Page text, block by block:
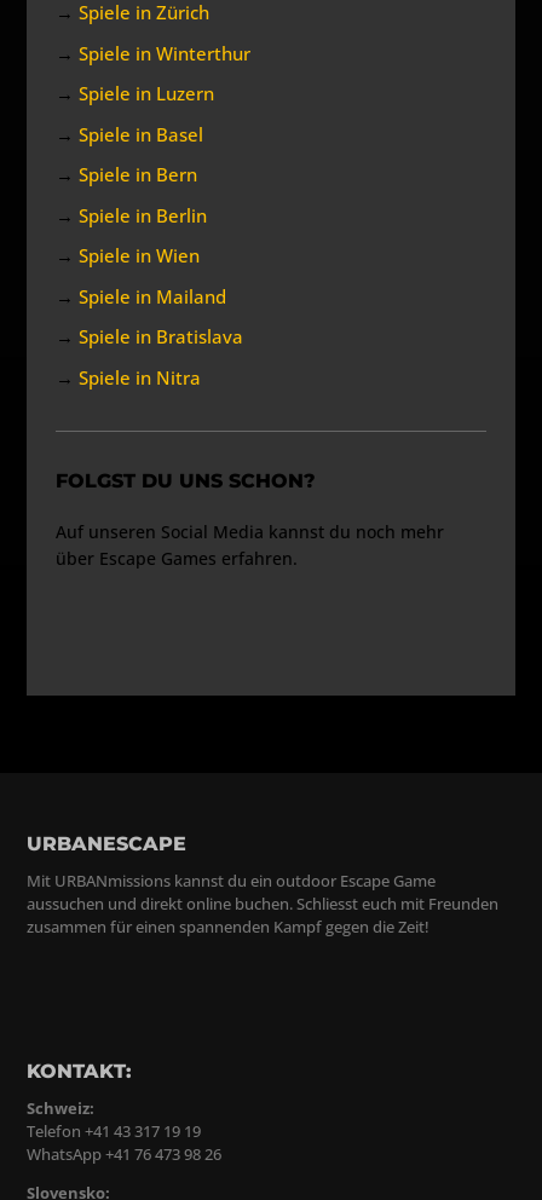
→Spiele in Zürich
→Spiele in Winterthur
→Spiele in Luzern
→Spiele in Basel
→Spiele in Bern
→Spiele in Berlin
→Spiele in Wien
→Spiele in Mailand
→Spiele in Bratislava
→Spiele in Nitra
FOLGST DU UNS SCHON?
Auf unseren Social Media kannst du noch mehr
über Escape Games erfahren.
URBANESCAPE
Mit URBANmissions kannst du ein outdoor Escape Game
aussuchen und direkt online buchen. Schliesst euch mit Freunden
zusammen für einen spannenden Kampf gegen die Zeit!
KONTAKT:
Schweiz:
Telefon +41 43 317 19 19
WhatsApp +41 76 473 98 26
Slovensko: